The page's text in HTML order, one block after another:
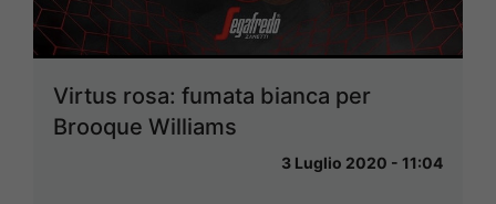
Virtus rosa: fumata bianca per
Brooque Williams
3 Luglio 2020 - 11:04